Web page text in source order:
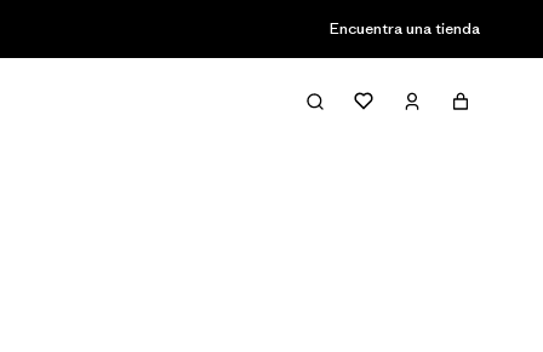
Encuentra una tienda
Filter & Sort